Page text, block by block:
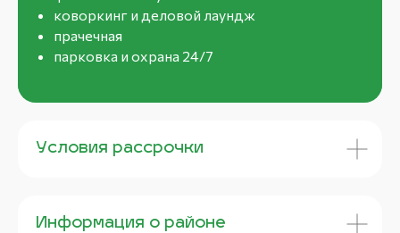
коворкинг и деловой лаундж
прачечная
парковка и охрана 24/7
Условия рассрочки
Информация о районе
которые стоят
вашего внимания
с такими же
преимуществами